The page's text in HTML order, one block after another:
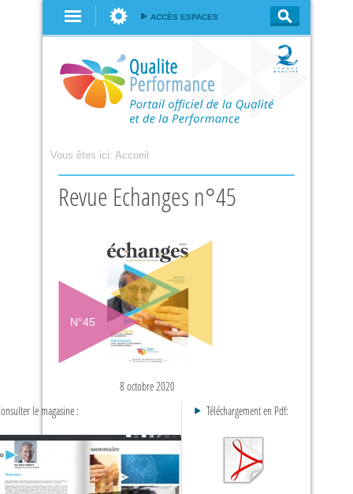
ACCÈS ESPACES
Vous êtes ici: Accueil
Revue Echanges n°45
N°45
8 octobre 2020
le magasine :
Téléchargement en Pdf: